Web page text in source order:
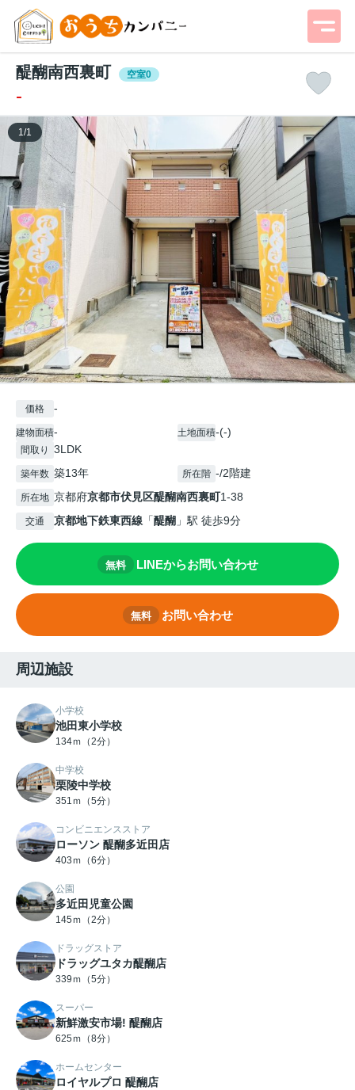
醍醐南西裏町 空室0
-
1 /1
価格 -
建物面積- 土地面積-(-)
間取り 3LDK
築年数 築13年 所在階 -/2階建
所在地 京都府京都市伏見区醍醐南西裏町1-38
交通 京都地下鉄東西線 「醍醐 」駅 徒歩9分
無料 LINEからお問い合わせ
無料 お問い合わせ
周辺施設
小学校
池田東小学校
134ｍ（2分）
中学校
栗陵中学校
351ｍ（5分）
コンビニエンスストア
ローソン 醍醐多近田店
403ｍ（6分）
公園
多近田児童公園
145ｍ（2分）
ドラッグストア
ドラッグユタカ醍醐店
339ｍ（5分）
スーパー
新鮮激安市場! 醍醐店
625ｍ（8分）
ホームセンター
ロイヤルプロ 醍醐店